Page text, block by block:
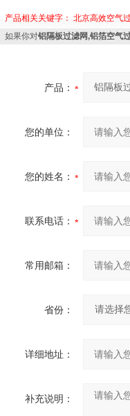
产品相关关键字： 北京高效空气
如果你对铝隔板过滤网,铝箔空气
产品：
您的单位：
您的姓名：
联系电话：
常用邮箱：
省份：
详细地址：
补充说明：